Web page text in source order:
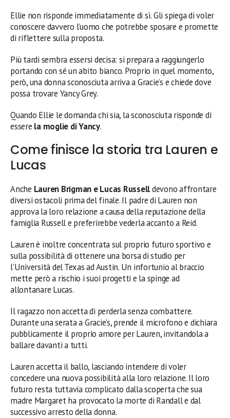
Ellie non risponde immediatamente di sì. Gli spiega di voler
conoscere davvero l’uomo che potrebbe sposare e promette
di riflettere sulla proposta.
Più tardi sembra essersi decisa: si prepara a raggiungerlo
portando con sé un abito bianco. Proprio in quel momento,
però, una donna sconosciuta arriva a Gracie’s e chiede dove
possa trovare Yancy Grey.
Quando Ellie le domanda chi sia, la sconosciuta risponde di
essere la moglie di Yancy.
Come finisce la storia tra Lauren e
Lucas
Anche Lauren Brigman e Lucas Russelldevono affrontare
diversi ostacoli prima del finale. Il padre di Lauren non
approva la loro relazione a causa della reputazione della
famiglia Russell e preferirebbe vederla accanto a Reid.
Lauren è inoltre concentrata sul proprio futuro sportivo e
sulla possibilità di ottenere una borsa di studio per
l’Università del Texas ad Austin. Un infortunio al braccio
mette però a rischio i suoi progetti e la spinge ad
allontanare Lucas.
Il ragazzo non accetta di perderla senza combattere.
Durante una serata a Gracie’s, prende il microfono e dichiara
pubblicamente il proprio amore per Lauren, invitandola a
ballare davanti a tutti.
Lauren accetta il ballo, lasciando intendere di voler
concedere una nuova possibilità alla loro relazione. Il loro
futuro resta tuttavia complicato dalla scoperta che sua
madre Margaret ha provocato la morte di Randall e dal
successivo arresto della donna.